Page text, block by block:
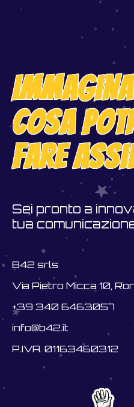
Immagina
cosa
fare
Sei pronto a
tua
B42 srls
Via Pietro Micca 10,
+39 340 6463057
info@b42.it
P.IVA. 01163460312